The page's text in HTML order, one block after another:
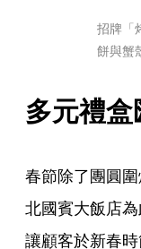
招牌「
餅與蟹
多元禮
春節除了團圓
北國賓大飯店
讓顧客於新春